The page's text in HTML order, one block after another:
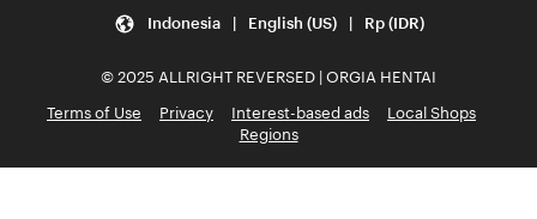
Indonesia | English (US) | Rp (IDR)
© 2025 ALLRIGHT REVERSED | ORGIA HENTAI
Terms of Use
Privacy Interest-based ads
Local Shops
Regions